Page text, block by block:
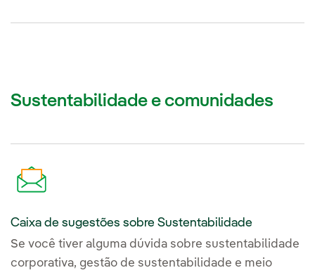
Sustentabilidade e comunidades
Caixa de sugestões sobre Sustentabilidade
Se você tiver alguma dúvida sobre sustentabilidade
corporativa, gestão de sustentabilidade e meio